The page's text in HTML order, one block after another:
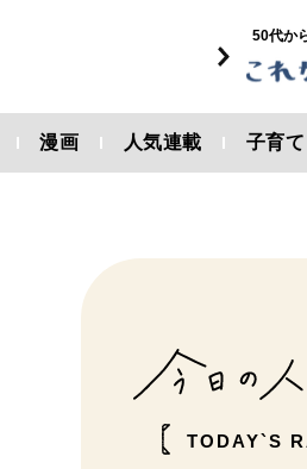
50代か
漫画 人気連載 子育て
TODAY`S